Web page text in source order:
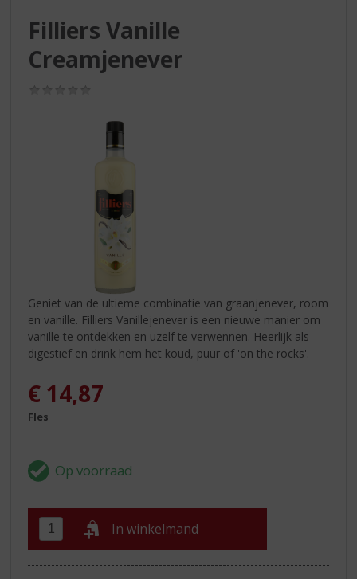
Filliers Vanille
Creamjenever
Geniet van de ultieme combinatie van graanjenever, room
en vanille. Filliers Vanillejenever is een nieuwe manier om
vanille te ontdekken en uzelf te verwennen. Heerlijk als
digestief en drink hem het koud, puur of 'on the rocks'.
€ 14,87
Fles
In winkelmand